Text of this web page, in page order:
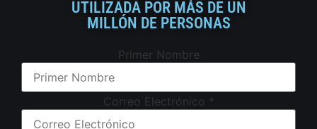
UTILIZADA POR MÁS DE UN
MILLÓN DE PERSONAS
Primer Nombre
Correo Electrónico *